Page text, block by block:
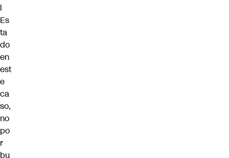
l
Es
ta
do
en
est
e
ca
so,
no
po
r
bu